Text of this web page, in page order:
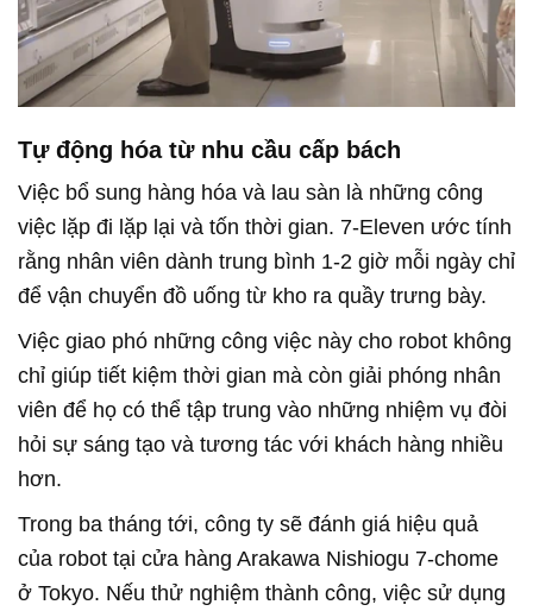
Tự động hóa từ nhu cầu cấp bách
Việc bổ sung hàng hóa và lau sàn là những công
việc lặp đi lặp lại và tốn thời gian. 7-Eleven ước tính
rằng nhân viên dành trung bình 1-2 giờ mỗi ngày chỉ
để vận chuyển đồ uống từ kho ra quầy trưng bày.
Việc giao phó những công việc này cho robot không
chỉ giúp tiết kiệm thời gian mà còn giải phóng nhân
viên để họ có thể tập trung vào những nhiệm vụ đòi
hỏi sự sáng tạo và tương tác với khách hàng nhiều
hơn.
Trong ba tháng tới, công ty sẽ đánh giá hiệu quả
của robot tại cửa hàng Arakawa Nishiogu 7-chome
ở Tokyo. Nếu thử nghiệm thành công, việc sử dụng